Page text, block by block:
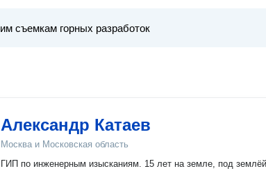
Александр Катаев
Москва и Московская область
ГИП по инженерным изысканиям. 15 лет на земле, под